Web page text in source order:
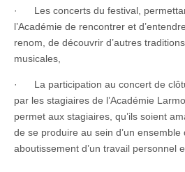
· Les concerts du festival,
l’Académie de rencontrer et
renom, de découvrir d’autres
musicales,
· La participation au concert de
par les stagiaires de l’Académie
permet aux stagiaires, qu’ils soient
de se produire au sein d’un ensemble
aboutissement d’un travail personnel